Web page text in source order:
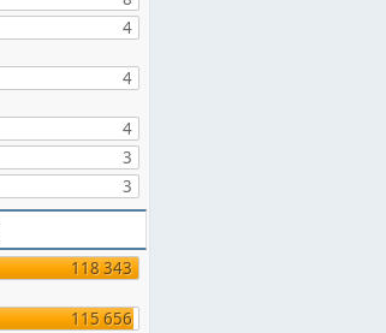
4
4
4
3
3
118 343
115 656